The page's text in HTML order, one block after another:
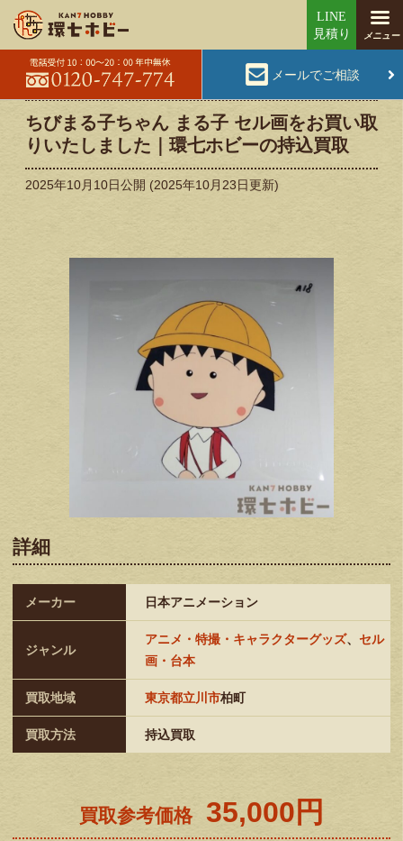
メールでご相談
ちびまる子ちゃん まる子 セル画をお買い取
りいたしました｜環七ホビーの持込買取
2025年10月10日公開 (2025年10月23日更新)
詳細
メーカー 日本アニメーション
ジャンル
アニメ・特撮・キャラクターグッズ、 セル
画・台本
買取地域 東京都立川市柏町
買取方法 持込買取
買取参考価格 35,000円